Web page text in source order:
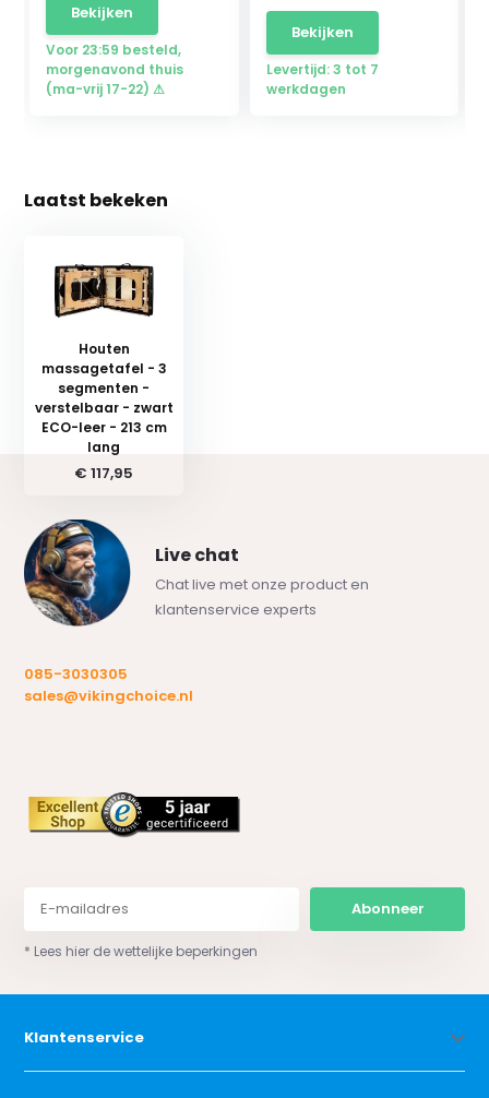
Bekijken
Voor 23:59 besteld,
morgenavond thuis
(ma-vrij 17-22) ⚠
Bekijken
Levertijd: 3 tot 7
werkdagen
Laatst bekeken
Houten
massagetafel - 3
segmenten -
verstelbaar - zwart
ECO-leer - 213 cm
lang
€ 117,95
Live chat
Chat live met onze product en
klantenservice experts
085-3030305
sales@vikingchoice.nl
Abonneer
* Lees hier de wettelijke beperkingen
Klantenservice